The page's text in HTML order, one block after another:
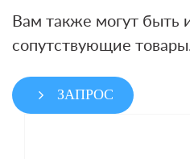
Вам также могут быть
сопутствующие
ЗАПРОС